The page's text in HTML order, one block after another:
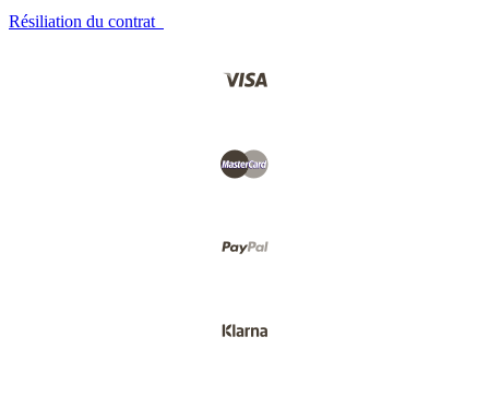
Résiliation du contrat